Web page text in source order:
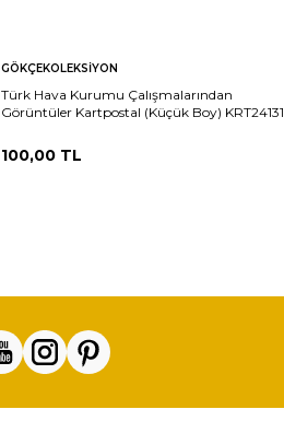
GÖKÇEKOLEKSIYON
Türk Hava Kurumu Çalışmalarından
Görüntüler Kartpostal (Küçük Boy) KRT24131
100,00 TL